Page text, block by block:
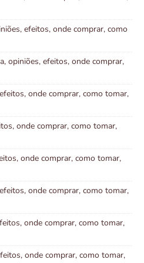
efeitos, onde comprar, como
opiniões, efeitos, onde comprar,
onde comprar, como tomar,
onde comprar, como tomar,
onde comprar, como tomar,
onde comprar, como tomar,
onde comprar, como tomar,
onde comprar, como tomar,